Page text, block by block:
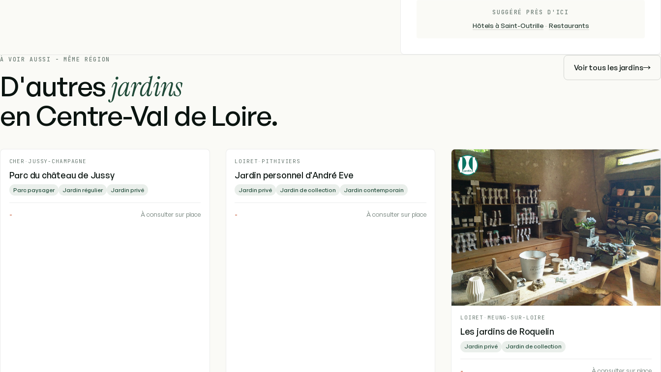
SUGGÉRÉ PRÈS D'ICI
Hôtels à Saint-Outrille -Restaurants
À VOIR AUSSI - MÊME RÉGION
D'autresjardins
en Centre-Val de Loire.
Voir tous les jardins
CHER - JUSSY-CHAMPAGNE
Parc du château de Jussy
Parc paysager Jardin régulier Jardin privé
- À consulter sur place
LOIRET - PITHIVIERS
Jardin personnel d'André Eve
Jardin privé Jardin de collection Jardin contemporain
- À consulter sur place
LOIRET - MEUNG-SUR-LOIRE
Les jardins de Roquelin
Jardin privé Jardin de collection